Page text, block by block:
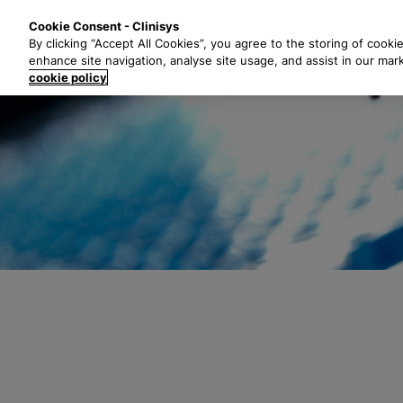
a
h
t
e
Cookie Consent - Clinisys
By clicking “Accept All Cookies”, you agree to the storing of
enhance site navigation, analyse site usage, and assist in our
cookie policy